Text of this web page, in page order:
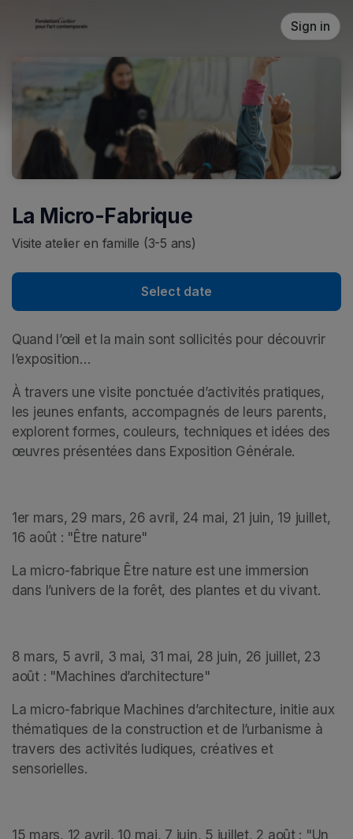
Sign in
La Micro-Fabrique
Visite atelier en famille (3-5 ans)
Select date
Quand l’œil et la main sont sollicités pour découvrir
l’exposition…
À travers une visite ponctuée d’activités pratiques,
les jeunes enfants, accompagnés de leurs parents,
explorent formes, couleurs, techniques et idées des
œuvres présentées dans Exposition Générale.
1er mars, 29 mars, 26 avril, 24 mai, 21 juin, 19 juillet,
16 août : "Être nature"
La micro-fabrique Être nature est une immersion
dans l’univers de la forêt, des plantes et du vivant.
8 mars, 5 avril, 3 mai, 31 mai, 28 juin, 26 juillet, 23
août : "Machines d’architecture"
La micro-fabrique Machines d’architecture, initie aux
thématiques de la construction et de l’urbanisme à
travers des activités ludiques, créatives et
sensorielles.
15 mars, 12 avril, 10 mai, 7 juin, 5 juillet, 2 août : "Un